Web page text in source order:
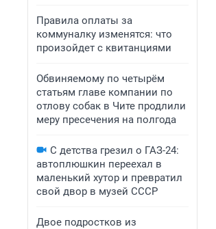
Правила оплаты за
коммуналку изменятся: что
произойдет с квитанциями
Обвиняемому по четырём
статьям главе компании по
отлову собак в Чите продлили
меру пресечения на полгода
С детства грезил о ГАЗ-24:
автоплюшкин переехал в
маленький хутор и превратил
свой двор в музей СССР
Двое подростков из